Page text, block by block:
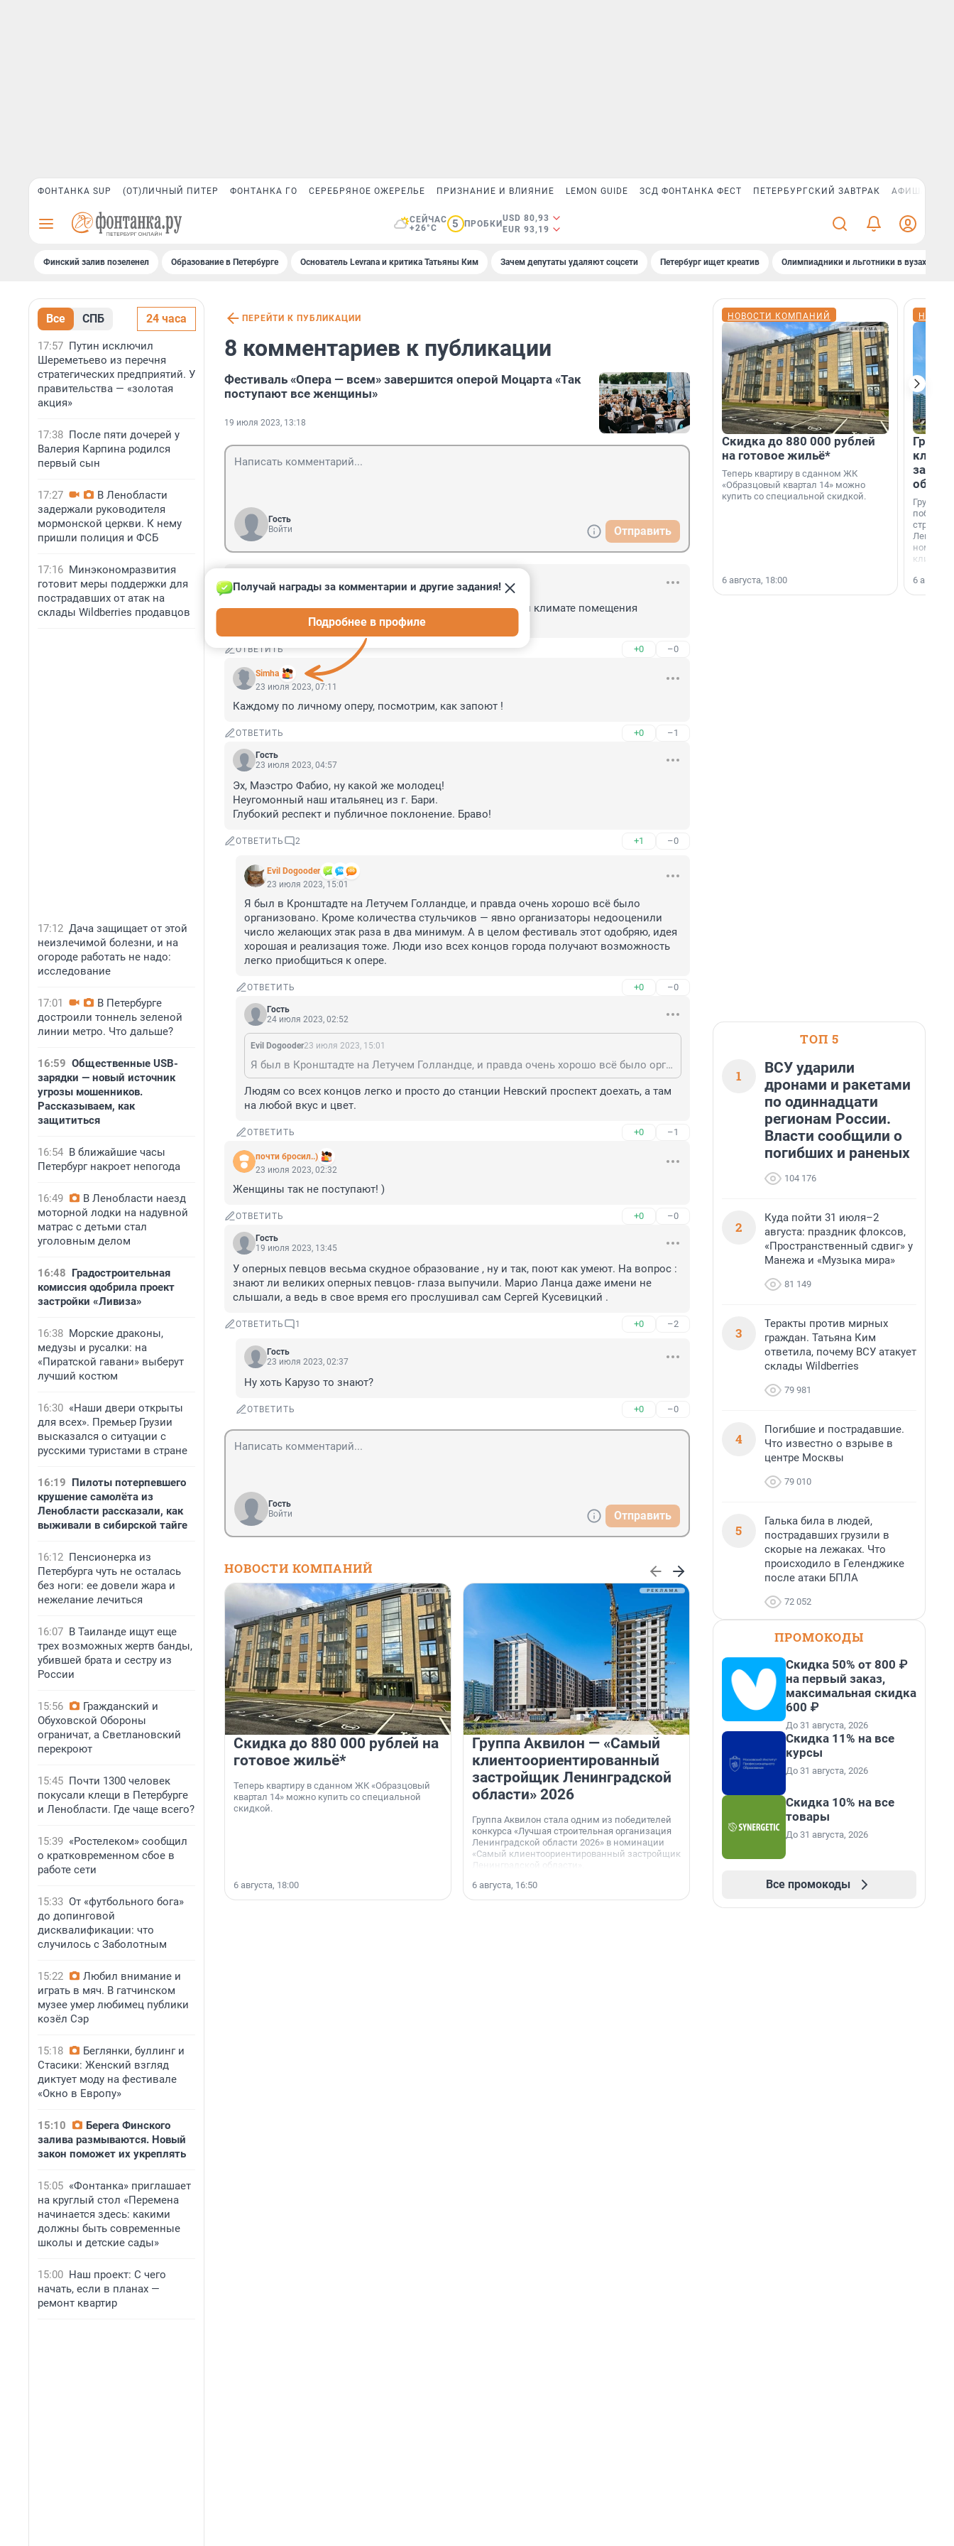
ФОНТАНКА SUP (ОТ)ЛИЧНЫЙ ПИТЕР ФОНТАНКА ГО СЕРЕБРЯНОЕ ОЖЕРЕЛЬЕ ПРИЗНАНИЕ И ВЛИЯНИЕ LEMON GUIDE ЗСД ФОНТАНКА ФЕСТ ПЕТЕРБУРГСКИЙ ЗАВТРАК АФИША PLUS
СЕЙЧАС
+26°C
5 ПРОБКИ
USD 80,93
EUR 93,19
Финский залив позеленел Образование в Петербурге Основатель Levrana и критика Татьяны Ким Зачем депутаты удаляют соцсети Петербург ищет креатив Олимпиадники и льготники в вузах СПб
Все СПБ 24 часа
17:57 Путин исключил
Шереметьево из перечня
стратегических предприятий. У
правительства — «золотая
акция»
17:38 После пяти дочерей у
Валерия Карпина родился
первый сын
17:27
В Ленобласти
задержали руководителя
мормонской церкви. К нему
пришли полиция и ФСБ
17:16 Минэкономразвития
готовит меры поддержки для
пострадавших от атак на
склады Wildberries продавцов
17:12 Дача защищает от этой
неизлечимой болезни, и на
огороде работать не надо:
исследование
17:01
В Петербурге
достроили тоннель зеленой
линии метро. Что дальше?
16:59 Общественные USB-
зарядки — новый источник
угрозы мошенников.
Рассказываем, как
защититься
16:54 В ближайшие часы
Петербург накроет непогода
16:49
В Ленобласти наезд
моторной лодки на надувной
матрас с детьми стал
уголовным делом
16:48 Градостроительная
комиссия одобрила проект
застройки «Ливиза»
16:38 Морские драконы,
медузы и русалки: на
«Пиратской гавани» выберут
лучший костюм
16:30 «Наши двери открыты
для всех». Премьер Грузии
высказался о ситуации с
русскими туристами в стране
16:19 Пилоты потерпевшего
крушение самолёта из
Ленобласти рассказали, как
выживали в сибирской тайге
16:12 Пенсионерка из
Петербурга чуть не осталась
без ноги: ее довели жара и
нежелание лечиться
16:07 В Таиланде ищут еще
трех возможных жертв банды,
убившей брата и сестру из
России
15:56
Гражданский и
Обуховской Обороны
ограничат, а Светлановский
перекроют
15:45 Почти 1300 человек
покусали клещи в Петербурге
и Ленобласти. Где чаще всего?
15:39 «Ростелеком» сообщил
о кратковременном сбое в
работе сети
15:33 От «футбольного бога»
до допинговой
дисквалификации: что
случилось с Заболотным
15:22
Любил внимание и
играть в мяч. В гатчинском
музее умер любимец публики
козёл Сэр
15:18
Беглянки, буллинг и
Стасики: Женский взгляд
диктует моду на фестивале
«Окно в Европу»
15:10
Берега Финского
залива размываются. Новый
закон поможет их укреплять
15:05 «Фонтанка» приглашает
на круглый стол «Перемена
начинается здесь: какими
должны быть современные
школы и детские сады»
15:00 Наш проект: С чего
начать, если в планах —
ремонт квартир
ПЕРЕЙТИ К ПУБЛИКАЦИИ
8 комментариев к публикации
Фестиваль «Опера — всем» завершится оперой Моцарта «Так
поступают все женщины»
19 июля 2023, 13:18
Гость
Войти
Отправить
23 июля 2023, 12:59
Опен эйр.... а предки то дураки были, зачем то в тутошнем климате помещения
строили закрытого типа, ага.
ОТВЕТИТЬ +0 –0
Simha
Получай награды за комментарии и другие задания!
Подробнее в профиле
23 июля 2023, 07:11
Каждому по личному оперу, посмотрим, как запоют !
ОТВЕТИТЬ +0 –1
Гость
23 июля 2023, 04:57
Эх, Маэстро Фабио, ну какой же молодец!
Неугомонный наш итальянец из г. Бари.
Глубокий респект и публичное поклонение. Браво!
ОТВЕТИТЬ 2 +1 –0
Evil Dogooder
23 июля 2023, 15:01
Я был в Кронштадте на Летучем Голландце, и правда очень хорошо всё было
организовано. Кроме количества стульчиков — явно организаторы недооценили
число желающих этак раза в два минимум. А в целом фестиваль этот одобряю, идея
хорошая и реализация тоже. Люди изо всех концов города получают возможность
легко приобщиться к опере.
ОТВЕТИТЬ +0 –0
Гость
24 июля 2023, 02:52
Evil Dogooder23 июля 2023, 15:01
Я был в Кронштадте на Летучем Голландце, и правда очень хорошо всё было организовано. Кроме количества стульчиков — явно организаторы недооценили число желающих этак раза в два минимум. А в целом фестиваль этот одобряю, идея хорошая и реализация тоже. Люди изо всех концов города получают возможность легко приобщиться к опере.
Людям со всех концов легко и просто до станции Невский проспект доехать, а там
на любой вкус и цвет.
ОТВЕТИТЬ +0 –1
почти бросил..)
23 июля 2023, 02:32
Женщины так не поступают! )
ОТВЕТИТЬ +0 –0
Гость
19 июля 2023, 13:45
У оперных певцов весьма скудное образование , ну и так, поют как умеют. На вопрос :
знают ли великих оперных певцов- глаза выпучили. Марио Ланца даже имени не
слышали, а ведь в свое время его прослушивал сам Сергей Кусевицкий .
ОТВЕТИТЬ 1 +0 –2
Гость
23 июля 2023, 02:37
Ну хоть Карузо то знают?
ОТВЕТИТЬ +0 –0
Гость
Войти
Отправить
НОВОСТИ КОМПАНИЙ
Скидка до 880 000 рублей на
готовое жильё*
Теперь квартиру в сданном ЖК «Образцовый
квартал 14» можно купить со специальной
скидкой.
6 августа, 18:00
Группа Аквилон — «Самый
клиентоориентированный
застройщик Ленинградской
области» 2026
Группа Аквилон стала одним из победителей
конкурса «Лучшая строительная организация
Ленинградской области 2026» в номинации
«Самый клиентоориентированный застройщик
Ленинградской области».
6 августа, 16:50
«Лучший проект КРТ»
Ленобласти — микрорайон
«Город Звёзд»
Победителем профессионального конкурса
«Лучшая строительная организация 2025 года»
в номинации «За лучший проект комплексного
развития территорий» стал жилой микрорайон
6 августа, 16:07
НОВОСТИ КОМПАНИЙ
Скидка до 880 000 рублей
на готовое жильё*
Теперь квартиру в сданном ЖК
«Образцовый квартал 14» можно
купить со специальной скидкой.
6 августа, 18:00
Группа
области».
6
ТОП 5
1
ВСУ ударили
дронами и ракетами
по одиннадцати
регионам России.
Власти сообщили о
погибших и раненых
104 176
2
Куда пойти 31 июля–2
августа: праздник флоксов,
«Пространственный сдвиг» у
Манежа и «Музыка мира»
81 149
3
Теракты против мирных
граждан. Татьяна Ким
ответила, почему ВСУ атакует
склады Wildberries
79 981
4
Погибшие и пострадавшие.
Что известно о взрыве в
центре Москвы
79 010
5
Галька била в людей,
пострадавших грузили в
скорые на лежаках. Что
происходило в Геленджике
после атаки БПЛА
72 052
ПРОМОКОДЫ
Скидка 50% от 800 ₽
на первый заказ,
максимальная скидка
600 ₽
До 31 августа, 2026
Скидка 11% на все
курсы
До 31 августа, 2026
Скидка 10% на все
товары
До 31 августа, 2026
Все промокоды